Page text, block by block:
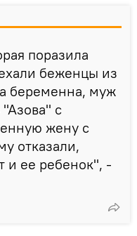
поразила
беженцы из
беременна, муж
с
жену с
отказали,
и ее ребенок", -